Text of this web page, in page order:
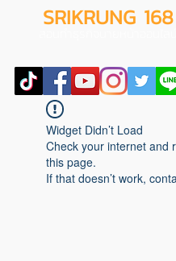
SRIKRUNG 168
Widget Didn’t Load
Check your internet and
this page.
If that doesn’t work,